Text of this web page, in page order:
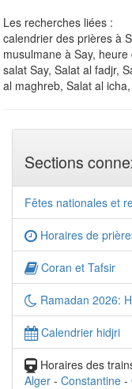
Les recherches liées :
calendrier des prières à
musulmane à Say,
salat Say, Salat al fadjr,
al maghreb, Salat al
Sections
Fêtes nationales et
Horaires de
Coran et Tafsir
Ramadan 2026:
Calendrier hidjri
Horaires des
Alger - Constantine -